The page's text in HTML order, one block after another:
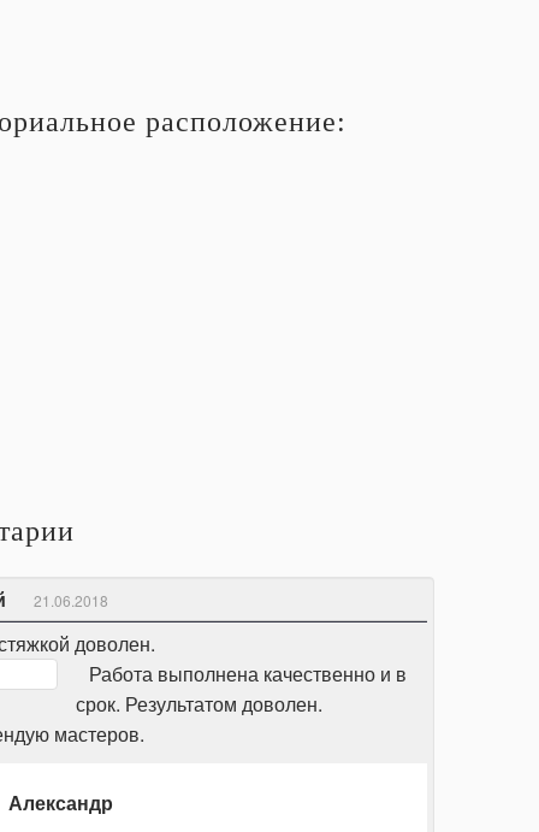
расположение:
21.06.2018
доволен.
Работа выполнена качественно и в
срок. Результатом доволен.
мастеров.
Александр